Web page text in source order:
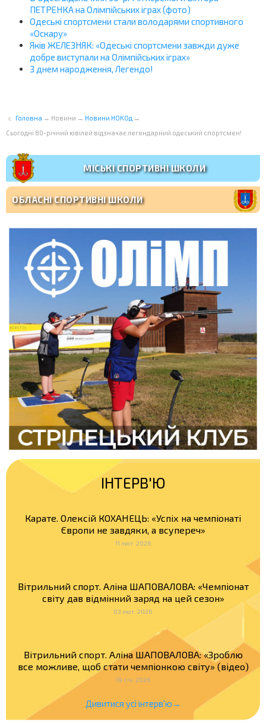
ПЕТРЕНКА на Олімпійських іграх (фото)
Одеські спортсмени стали володарями спортивного
«Оскару»
Яків ЖЕЛЕЗНЯК: «Одеські спортсмени завжди дуже
добре виступали на Олімпійських іграх»
З днем народження, Легендо!
Головна → Новини → Новини НОКОд
→
Сьогодні 80-річний ювілей відзначає легендарний одеський спортсмен!
МІСЬКІ СПОРТИВНІ ШКОЛИ
ОБЛАСНІ СПОРТИВНІ ШКОЛИ
ІНТЕРВ'Ю
Карате. Олексій КОХАНЕЦЬ: «Успіх на чемпіонаті
Європи не завдяки, а всупереч»
11 лют. 2026
Вітрильний спорт. Аліна ШАПОВАЛОВА: «Чемпіонат
світу дав відмінний заряд на цей сезон»
03 лют. 2026
Вітрильний спорт. Аліна ШАПОВАЛОВА: «Зроблю
все можливе, щоб стати чемпіонкою світу» (відео)
19 січ. 2026
Дивитися усі інтерв'ю→